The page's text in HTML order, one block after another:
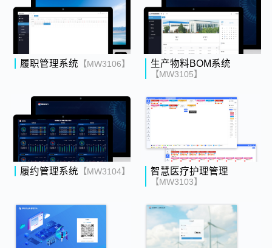
履职管理系统 【MW3106】 生产物料BOM系统
【MW3105】
履约管理系统 【MW3104】 智慧医疗护理管理
【MW3103】